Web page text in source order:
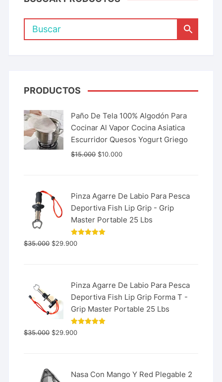
PRODUCTOS
Paño De Tela 100% Algodón Para
Cocinar Al Vapor Cocina Asiatica
Escurridor Quesos Yogurt Griego
$15.000 $10.000
Pinza Agarre De Labio Para Pesca
Deportiva Fish Lip Grip - Grip
Master Portable 25 Lbs
Valorado
con
$35.000 $29.900
Pinza Agarre De Labio Para Pesca
Deportiva Fish Lip Grip Forma T -
Grip Master Portable 25 Lbs
Valorado
con
$35.000 $29.900
Nasa Con Mango Y Red Plegable 2